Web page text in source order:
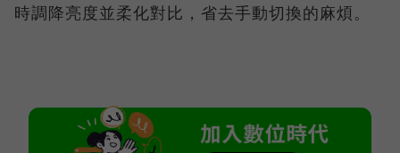
時調降亮度並柔化對比，省去手動切換的麻煩。